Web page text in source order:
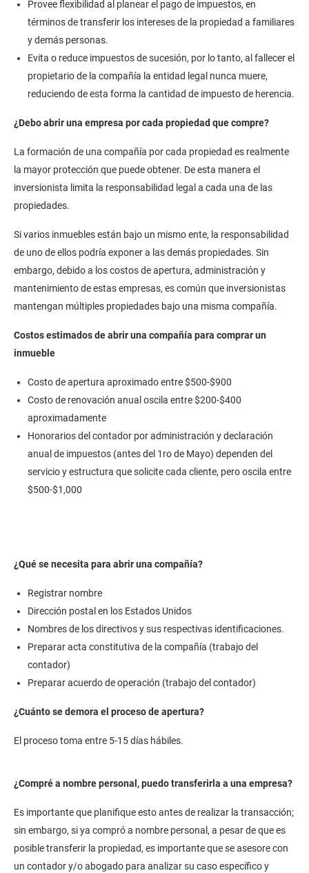
Provee flexibilidad al planear el pago de impuestos, en
términos de transferir los intereses de la propiedad a familiares
y demás personas.
Evita o reduce impuestos de sucesión, por lo tanto, al fallecer el
propietario de la compañía la entidad legal nunca muere,
reduciendo de esta forma la cantidad de impuesto de herencia.
¿Debo abrir una empresa por cada propiedad que compre?
La formación de una compañía por cada propiedad es realmente
la mayor protección que puede obtener. De esta manera el
inversionista limita la responsabilidad legal a cada una de las
propiedades.
Si varios inmuebles están bajo un mismo ente, la responsabilidad
de uno de ellos podría exponer a las demás propiedades. Sin
embargo, debido a los costos de apertura, administración y
mantenimiento de estas empresas, es común que inversionistas
mantengan múltiples propiedades bajo una misma compañía.
Costos estimados de abrir una compañía para comprar un
inmueble
Costo de apertura aproximado entre $500-$900
Costo de renovación anual oscila entre $200-$400
aproximadamente
Honorarios del contador por administración y declaración
anual de impuestos (antes del 1ro de Mayo) dependen del
servicio y estructura que solicite cada cliente, pero oscila entre
$500-$1,000
¿Qué se necesita para abrir una compañía?
Registrar nombre
Dirección postal en los Estados Unidos
Nombres de los directivos y sus respectivas identificaciones.
Preparar acta constitutiva de la compañía (trabajo del
contador)
Preparar acuerdo de operación (trabajo del contador)
¿Cuánto se demora el proceso de apertura?
El proceso toma entre 5-15 días hábiles.
¿Compré a nombre personal, puedo transferirla a una empresa?
Es importante que planifique esto antes de realizar la transacción;
sin embargo, si ya compró a nombre personal, a pesar de que es
posible transferir la propiedad, es importante que se asesore con
un contador y/o abogado para analizar su caso específico y